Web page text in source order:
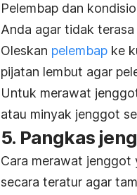
Pelembap dan
Anda agar tidak
Oleskan pelembap ke
pijatan lembut agar
Untuk merawat
atau minyak jenggot
5. Pangkas
Cara merawat jenggot
secara teratur agar